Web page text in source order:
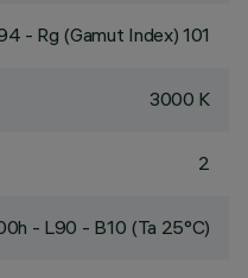
- Rg (Gamut Index) 101
3000 K
2
- L90 - B10 (Ta 25°C)